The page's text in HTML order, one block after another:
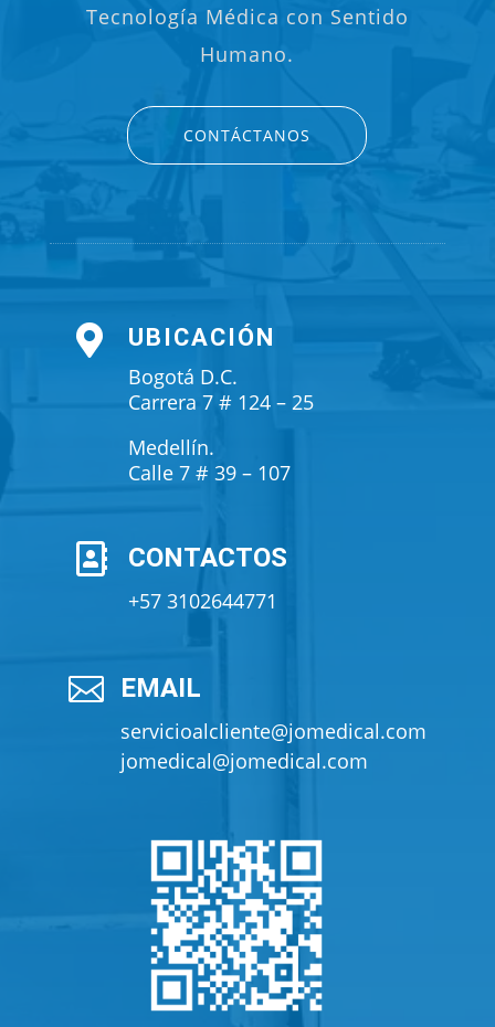
Tecnología Médica con Sentido
Humano.
CONTÁCTANOS
 UBICACIÓN
Bogotá D.C.
Carrera 7 # 124 – 25
Medellín.
Calle 7 # 39 – 107
 CONTACTOS
+57 3102644771
 EMAIL
servicioalcliente@jomedical.com
jomedical@jomedical.com